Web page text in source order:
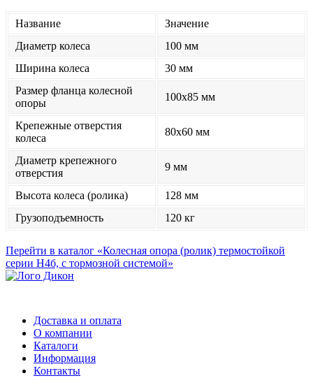
Название
Значение
Диаметр колеса
100 мм
Ширина колеса
30 мм
Размер фланца колесной
опоры
100x85 мм
Крепежные отверстия
колеса
80x60 мм
Диаметр крепежного
отверстия
9 мм
Высота колеса (ролика)
128 мм
Грузоподъемность
120 кг
Перейти в каталог «Колесная опора (ролик) термостойкой
серии Н4б, с тормозной системой»
Доставка и оплата
О компании
Каталоги
Информация
Контакты